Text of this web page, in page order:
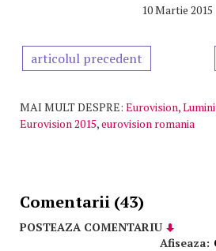
10 Martie 2015
articolul precedent
MAI MULT DESPRE: Eurovision,
Eurovision 2015,eurovision romania
Comentarii (43)
POSTEAZA COMENTARIU
Afiseaza: